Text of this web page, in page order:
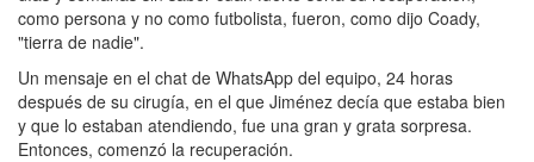
como persona y no como futbolista, fueron, como dijo Coady,
"tierra de nadie".
Un mensaje en el chat de WhatsApp del equipo, 24 horas
después de su cirugía, en el que Jiménez decía que estaba bien
y que lo estaban atendiendo, fue una gran y grata sorpresa.
Entonces, comenzó la recuperación.